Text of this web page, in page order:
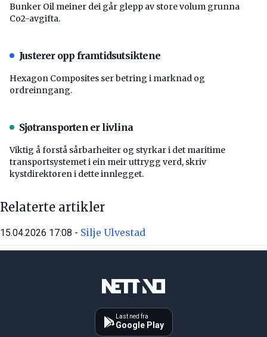
Bunker Oil meiner dei går glepp av store volum grunna
Co2-avgifta.
Justerer opp framtidsutsiktene
Hexagon Composites ser betring i marknad og
ordreinngang.
Sjøtransporten er livlina
Viktig å forstå ­sårbarheiter og styrkar i det maritime
transport­systemet i ein meir uttrygg verd, skriv
kystdirektøren i dette innlegget.
Relaterte artikler
15.04.2026 17:08 - Silje Ulvestad
Last ned fra
Google Play